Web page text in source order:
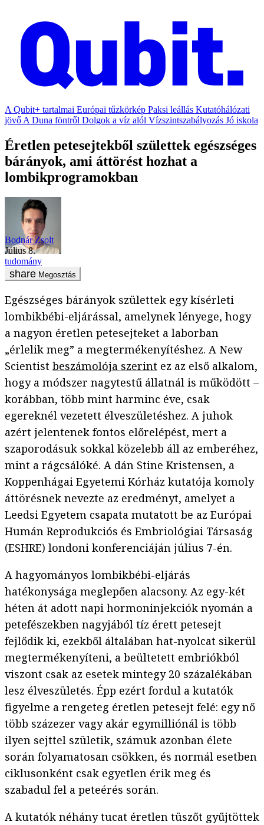
A Qubit+ tartalmai Európai tűzkörkép Paksi leállás Kutatóhálózati
jövő A Duna föntről Dolgok a víz alól Vízszintszabályozás Jó iskola
Éretlen petesejtekből születtek egészséges
bárányok, ami áttörést hozhat a
lombikprogramokban
Bodnár Zsolt
július 8.
tudomány
Megosztás
Egészséges bárányok születtek egy kísérleti
lombikbébi-eljárással, amelynek lényege, hogy
a nagyon éretlen petesejteket a laborban
„érlelik meg” a megtermékenyítéshez. A New
Scientist beszámolója szerint ez az első alkalom,
hogy a módszer nagytestű állatnál is működött –
korábban, több mint harminc éve, csak
egereknél vezetett élveszületéshez. A juhok
azért jelentenek fontos előrelépést, mert a
szaporodásuk sokkal közelebb áll az emberéhez,
mint a rágcsálóké. A dán Stine Kristensen, a
Koppenhágai Egyetemi Kórház kutatója komoly
áttörésnek nevezte az eredményt, amelyet a
Leedsi Egyetem csapata mutatott be az Európai
Humán Reprodukciós és Embriológiai Társaság
(ESHRE) londoni konferenciáján július 7-én.
A hagyományos lombikbébi-eljárás
hatékonysága meglepően alacsony. Az egy-két
héten át adott napi hormoninjekciók nyomán a
petefészekben nagyjából tíz érett petesejt
fejlődik ki, ezekből általában hat-nyolcat sikerül
megtermékenyíteni, a beültetett embriókból
viszont csak az esetek mintegy 20 százalékában
lesz élveszületés. Épp ezért fordul a kutatók
figyelme a rengeteg éretlen petesejt felé: egy nő
több százezer vagy akár egymilliónál is több
ilyen sejttel születik, számuk azonban élete
során folyamatosan csökken, és normál esetben
ciklusonként csak egyetlen érik meg és
szabadul fel a peteérés során.
A kutatók néhány tucat éretlen tüszőt gyűjtöttek